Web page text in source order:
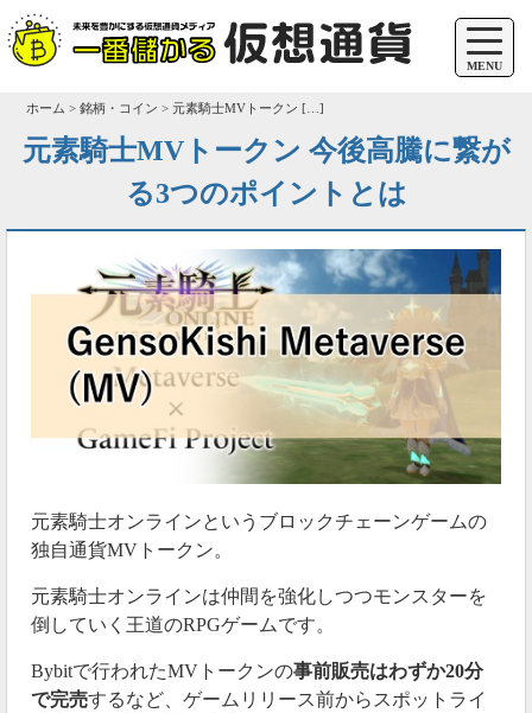
MENU
ホーム > 銘柄・コイン > 元素騎士MVトークン […]
元素騎士MVトークン 今後高騰に繋が
る3つのポイントとは
元素騎士オンラインというブロックチェーンゲームの
独自通貨MVトークン。
元素騎士オンラインは仲間を強化しつつモンスターを
倒していく王道のRPGゲームです。
Bybitで行われたMVトークンの事前販売はわずか20分
で完売するなど、ゲームリリース前からスポットライ